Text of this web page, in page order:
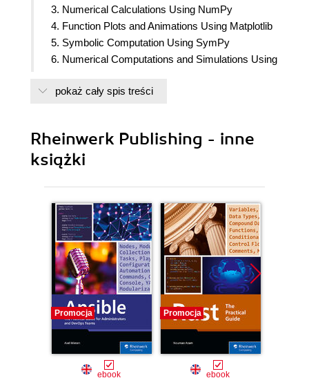
3. Numerical Calculations Using NumPy
4. Function Plots and Animations Using Matplotlib
5. Symbolic Computation Using SymPy
6. Numerical Computations and Simulations Using
7. 3D Graphics and Animations Using VPython
10. Boolean Algebra
11. Interactive Programming Using Tkinter
pokaż cały spis treści
Rheinwerk Publishing - inne
książki
Promocja
ebook
Promocja
ebook